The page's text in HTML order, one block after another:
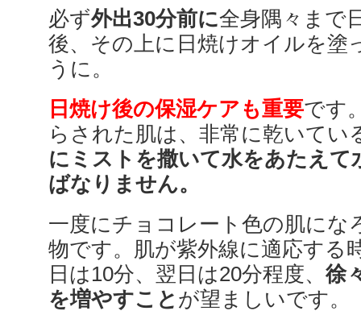
必ず外出30分前に全身隅々まで
後、その上に日焼けオイルを塗
うに。
日焼け後の保湿ケアも重要です
らされた肌は、非常に乾いてい
にミストを撒いて水をあたえて
ばなりません。
一度にチョコレート色の肌にな
物です。肌が紫外線に適応する
日は10分、翌日は20分程度、 徐
を増やすこと が望ましいです。